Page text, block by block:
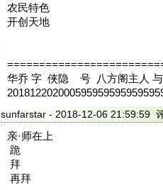
农民特色
开创天地
华乔 字 侠隐 号 八方阁主人 与
sunfarstar - 2018-12-06 21:59:59
亲·师在上
跪
拜
再拜